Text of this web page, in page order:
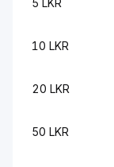
5 LKR
10 LKR
20 LKR
50 LKR